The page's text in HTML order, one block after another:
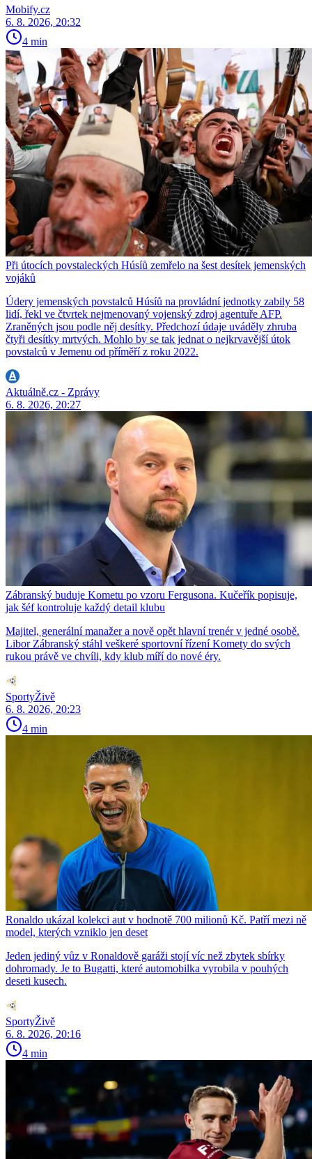
Mobify.cz
6. 8. 2026, 20:32
4 min
Při útocích povstaleckých Húsíů zemřelo na šest desítek jemenských
vojáků
Údery jemenských povstalců Húsíů na provládní jednotky zabily 58
lidí, řekl ve čtvrtek nejmenovaný vojenský zdroj agentuře AFP.
Zraněných jsou podle něj desítky. Předchozí údaje uváděly zhruba
čtyři desítky mrtvých. Mohlo by se tak jednat o nejkrvavější útok
povstalců v Jemenu od příměří z roku 2022.
Aktuálně.cz - Zprávy
6. 8. 2026, 20:27
Zábranský buduje Kometu po vzoru Fergusona. Kučeřík popisuje,
jak šéf kontroluje každý detail klubu
Majitel, generální manažer a nově opět hlavní trenér v jedné osobě.
Libor Zábranský stáhl veškeré sportovní řízení Komety do svých
rukou právě ve chvíli, kdy klub míří do nové éry.
SportyŽivě
6. 8. 2026, 20:23
4 min
Ronaldo ukázal kolekci aut v hodnotě 700 milionů Kč. Patří mezi ně
model, kterých vzniklo jen deset
Jeden jediný vůz v Ronaldově garáži stojí víc než zbytek sbírky
dohromady. Je to Bugatti, které automobilka vyrobila v pouhých
deseti kusech.
SportyŽivě
6. 8. 2026, 20:16
4 min